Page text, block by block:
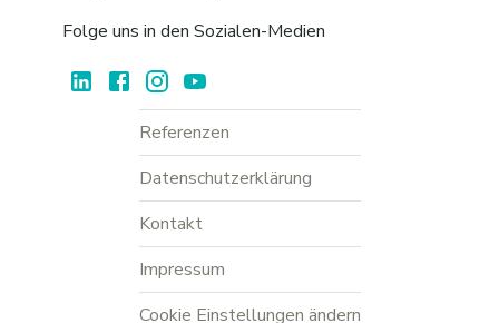
Folge uns in den Sozialen-Medien
Referenzen
Datenschutzerklärung
Kontakt
Impressum
Cookie Einstellungen ändern